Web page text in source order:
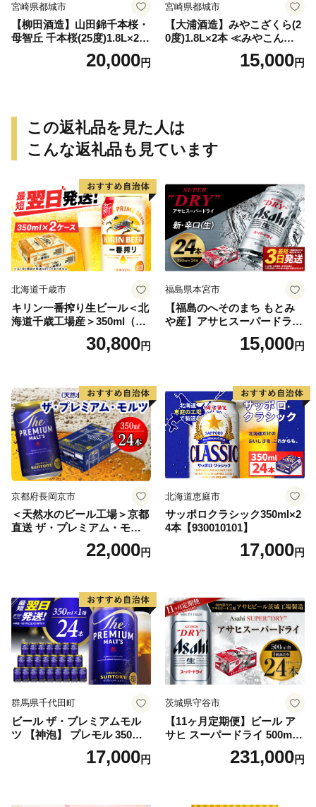
宮崎県都城市
【柳田酒造】山田錦千本桜・
母智丘 千本桜(25度)1.8L×2本
≪みやこんじょ特急便≫_AC
20,000円
宮崎県都城市
【大浦酒造】みやこざくら(2
0度)1.8L×2本 ≪みやこんじょ
特急便≫_MJ-077115,000円
この返礼品を見た人は
こんな返礼品も見ています
北海道千歳市
キリン一番搾り生ビール＜北
海道千歳工場産＞350ml（24
30,800円
福島県本宮市
【福島のへそのまち もとみ
や産】アサヒスーパードライ
350ml×24本 合計8.4L 1ケー
ス アルコール度数5% 缶ビー
口 送料無料 カメイ 本宮市
【07214-0206】
15,000円
京都府長岡京市
＜天然水のビール工場＞京都
直送 ザ・プレミアム・モル
ツ 350ml×24本 プレモル [149
22,000円
北海道恵庭市
サッポロクラシック350ml×2
4本【930010101】
17,000円
群馬県千代田町
ビール ザ・プレミアムモル
ツ 【神泡】 プレモル 350ml
× 24本 サントリー〈天然水の
ビール工場〉群馬※沖縄・離
17,000円
茨城県守谷市
【11ヶ月定期便】ビール ア
サヒ スーパードライ 500ml 2
4本 1ケース×11ヶ月 | アサヒ
ビール 究極の辛口 酒 お酒 ア
uper dry 11回 缶ビール 缶 ギ
231,000円